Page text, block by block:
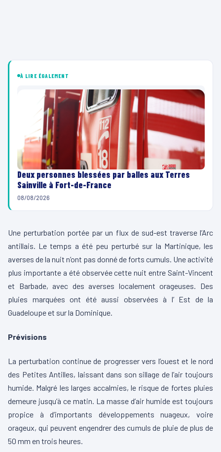
À LIRE ÉGALEMENT
Deux personnes blessées par balles aux Terres
Sainville à Fort-de-France
08/08/2026
Une perturbation portée par un flux de sud-est traverse l’Arc
antillais. Le temps a été peu perturbé sur la Martinique, les
averses de la nuit n’ont pas donné de forts cumuls. Une activité
plus importante a été observée cette nuit entre Saint-Vincent
et Barbade, avec des averses localement orageuses. Des
pluies marquées ont été aussi observées à l’ Est de la
Guadeloupe et sur la Dominique.
Prévisions
La perturbation continue de progresser vers l’ouest et le nord
des Petites Antilles, laissant dans son sillage de l’air toujours
humide. Malgré les larges accalmies, le risque de fortes pluies
demeure jusqu’à ce matin. La masse d’air humide est toujours
propice à d’importants développements nuageux, voire
orageux, qui peuvent engendrer des cumuls de pluie de plus de
50 mm en trois heures.